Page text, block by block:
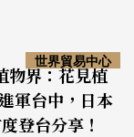
物界：花見植
軍台中，日本
登台分享！
世界貿易中心